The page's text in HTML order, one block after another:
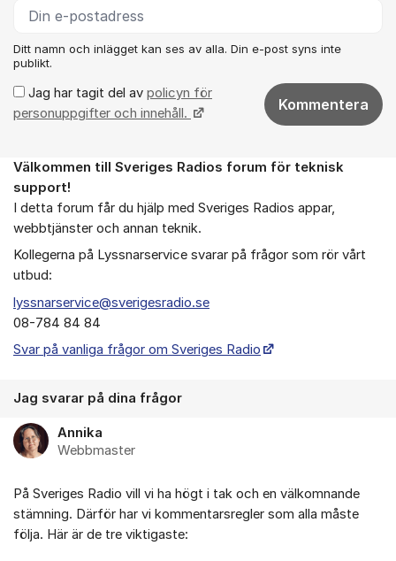
Ditt namn och inlägget kan ses av alla. Din e-post syns inte
publikt.
Jag har tagit del av policyn för
personuppgifter och innehåll.
Kommentera
Om forumet
Välkommen till Sveriges Radios forum för teknisk
support!
I detta forum får du hjälp med Sveriges Radios appar,
webbtjänster och annan teknik.
Kollegerna på Lyssnarservice svarar på frågor som rör vårt
utbud:
lyssnarservice@sverigesradio.se
08-784 84 84
Svar på vanliga frågor om Sveriges Radio
Jag svarar på dina frågor
Annika
Webbmaster
På Sveriges Radio vill vi ha högt i tak och en välkomnande
stämning. Därför har vi kommentarsregler som alla måste
följa. Här är de tre viktigaste: